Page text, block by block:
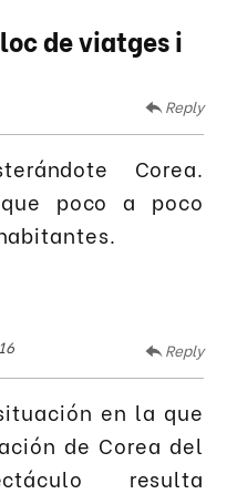
de viatges i
Reply
Corea.
poco a poco
Reply
en la que
de Corea del
resulta